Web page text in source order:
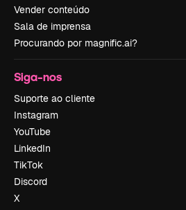
Vender conteúdo
Sala de imprensa
Procurando por magnific.ai?
Siga-nos
Suporte ao cliente
Instagram
YouTube
LinkedIn
TikTok
Discord
X